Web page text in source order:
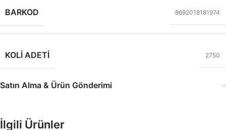
BARKOD
8692018181974
KOLI ADETI 2750
Satın Alma & Ürün Gönderimi
İlgili Ürünler